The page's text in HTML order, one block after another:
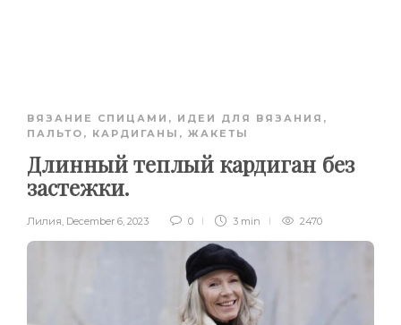
ВЯЗАНИЕ СПИЦАМИ , ИДЕИ ДЛЯ ВЯЗАНИЯ ,
ПАЛЬТО, КАРДИГАНЫ, ЖАКЕТЫ
Длинный теплый кардиган без
застежки.
Лилия, December 6, 2023 0 3 min 2470